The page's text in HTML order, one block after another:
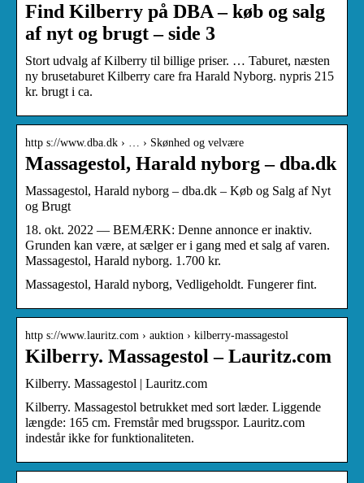
Find Kilberry på DBA – køb og salg
af nyt og brugt – side 3
Stort udvalg af Kilberry til billige priser. … Taburet, næsten
ny brusetaburet Kilberry care fra Harald Nyborg. nypris 215
kr. brugt i ca.
http s://www.dba.dk › … › Skønhed og velvære
Massagestol, Harald nyborg – dba.dk
Massagestol, Harald nyborg – dba.dk – Køb og Salg af Nyt
og Brugt
18. okt. 2022 — BEMÆRK: Denne annonce er inaktiv.
Grunden kan være, at sælger er i gang med et salg af varen.
Massagestol, Harald nyborg. 1.700 kr.
Massagestol, Harald nyborg, Vedligeholdt. Fungerer fint.
http s://www.lauritz.com › auktion › kilberry-massagestol
Kilberry. Massagestol – Lauritz.com
Kilberry. Massagestol | Lauritz.com
Kilberry. Massagestol betrukket med sort læder. Liggende
længde: 165 cm. Fremstår med brugsspor. Lauritz.com
indestår ikke for funktionaliteten.